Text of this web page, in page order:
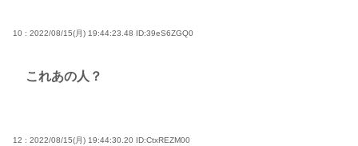
10 : 2022/08/15(月) 19:44:23.48 ID:39eS6ZGQ0
これあの人？
12 : 2022/08/15(月) 19:44:30.20 ID:CtxREZM00